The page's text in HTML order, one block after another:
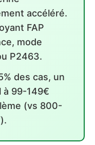
accéléré.
FAP
mode
P2463.
des cas, un
à 99-149€
(vs 800-